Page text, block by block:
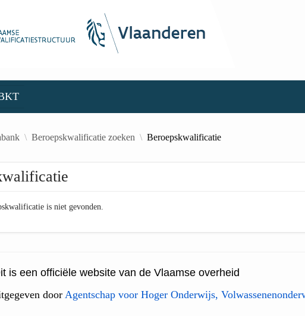
Beroepskwalificatie zoeken Beroepskwalificatie
is niet gevonden.
is een officiële website van de Vlaamse overheid
door Agentschap voor Hoger Onderwijs,